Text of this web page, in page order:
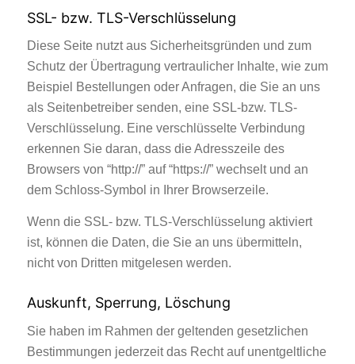
SSL- bzw. TLS-Verschlüsselung
Diese Seite nutzt aus Sicherheitsgründen und zum
Schutz der Übertragung vertraulicher Inhalte, wie zum
Beispiel Bestellungen oder Anfragen, die Sie an uns
als Seitenbetreiber senden, eine SSL-bzw. TLS-
Verschlüsselung. Eine verschlüsselte Verbindung
erkennen Sie daran, dass die Adresszeile des
Browsers von “http://” auf “https://” wechselt und an
dem Schloss-Symbol in Ihrer Browserzeile.
Wenn die SSL- bzw. TLS-Verschlüsselung aktiviert
ist, können die Daten, die Sie an uns übermitteln,
nicht von Dritten mitgelesen werden.
Auskunft, Sperrung, Löschung
Sie haben im Rahmen der geltenden gesetzlichen
Bestimmungen jederzeit das Recht auf unentgeltliche